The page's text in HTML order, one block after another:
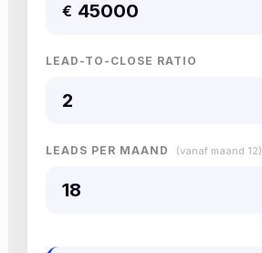
€
LEAD-TO-CLOSE RATIO
LEADS PER MAAND (vanaf maand 12)